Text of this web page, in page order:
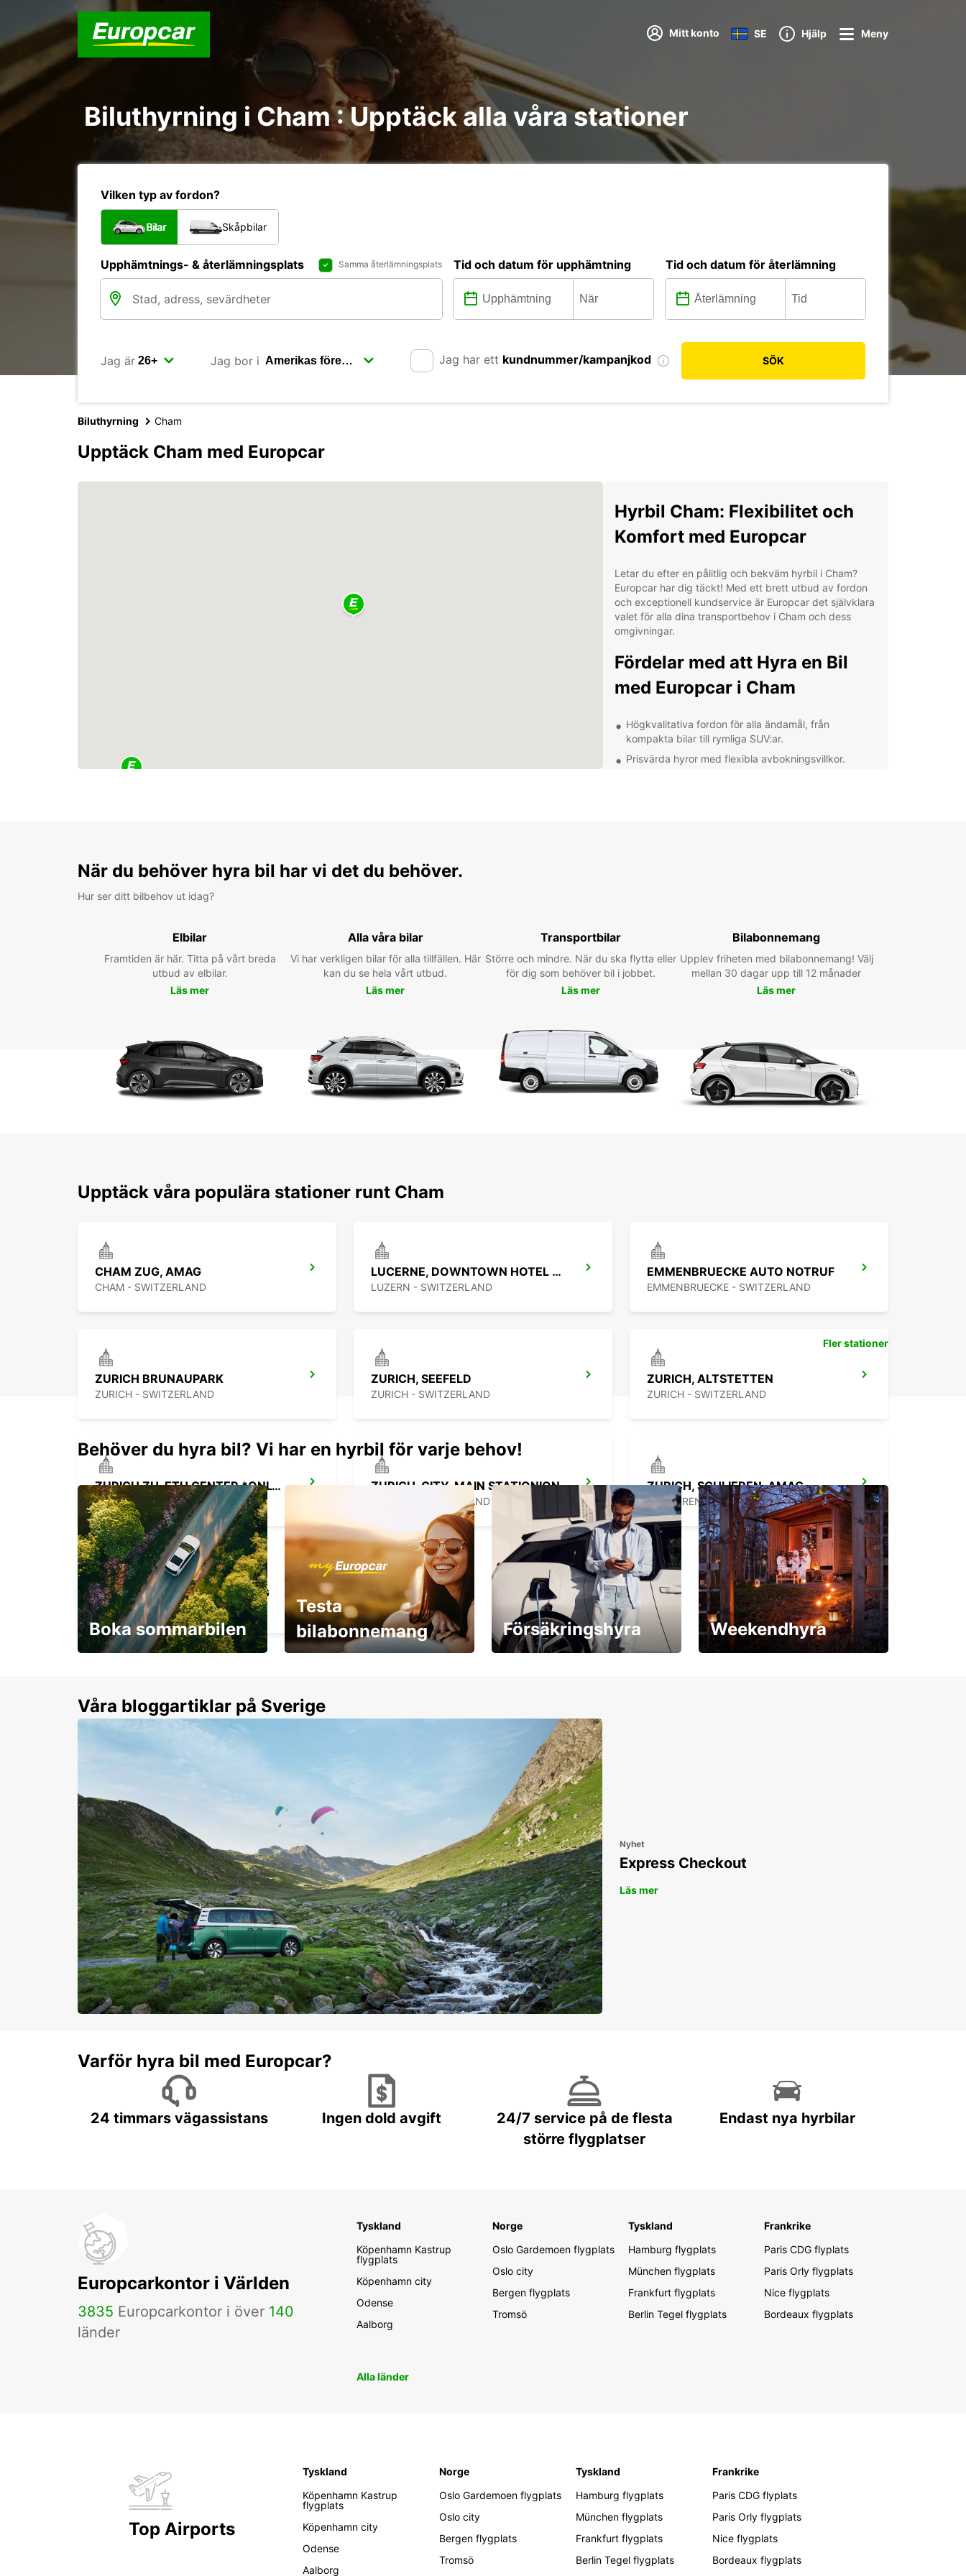
Mitt konto SE Hjälp Meny
Biluthyrning i Cham : Upptäck alla våra stationer
Vilken typ av fordon?
Bilar Skåpbilar
Upphämtnings- & återlämningsplats Samma återlämningsplats Tid och datum för upphämtning Tid och datum för återlämning
Jag är Jag bor i Jag har ett kundnummer/kampanjkod SÖK
Biluthyrning Cham
Upptäck Cham med Europcar
Hyrbil Cham: Flexibilitet och
Komfort med Europcar
Letar du efter en pålitlig och bekväm hyrbil i Cham?
Europcar har dig täckt! Med ett brett utbud av fordon
och exceptionell kundservice är Europcar det självklara
valet för alla dina transportbehov i Cham och dess
omgivningar.
Fördelar med att Hyra en Bil
med Europcar i Cham
Högkvalitativa fordon för alla ändamål, från
kompakta bilar till rymliga SUV:ar.
Prisvärda hyror med flexibla avbokningsvillkor.
utforska alla vackra platser och sevärdheter som Cham
har att erbjuda. Besök charmiga byar, vackra
naturreservat och historiska platser i din egen takt och
äventyrsresa, kan Europcar hjälpa dig att hitta rätt
fordon för dina behov. Boka din hyrbil idag och upplev
friheten att resa runt Cham på dina egna villkor!
När du behöver hyra bil har vi det du behöver.
Hur ser ditt bilbehov ut idag?
Elbilar
Framtiden är här. Titta på vårt breda
utbud av elbilar.
Läs mer
Alla våra bilar
Vi har verkligen bilar för alla tillfällen. Här
kan du se hela vårt utbud.
Läs mer
Transportbilar
Större och mindre. När du ska flytta eller
för dig som behöver bil i jobbet.
Läs mer
Bilabonnemang
Upplev friheten med bilabonnemang! Välj
mellan 30 dagar upp till 12 månader
Läs mer
Upptäck våra populära stationer runt Cham
CHAM ZUG, AMAG
CHAM - SWITZERLAND
LUCERNE, DOWNTOWN HOTEL RADISSON
LUZERN - SWITZERLAND
EMMENBRUECKE AUTO NOTRUF
EMMENBRUECKE - SWITZERLAND
ZURICH BRUNAUPARK
ZURICH - SWITZERLAND
ZURICH, SEEFELD
ZURICH - SWITZERLAND
ZURICH, ALTSTETTEN
ZURICH - SWITZERLAND
ZURICH ZH-ETH CENTER *ONLY ETH
ZURICH - SWITZERLAND
ZURICH, CITY, MAIN STATIONION
ZURICH - SWITZERLAND
ZURICH, SCHLIEREN, AMAG
SCHLIEREN - SWITZERLAND
ZURICH, ETH HOENGGERBERG
ZURICH - SWITZERLAND
Fler stationer
Behöver du hyra bil? Vi har en hyrbil för varje behov!
Boka sommarbilen
Testa
bilabonnemang
Försäkringshyra Weekendhyra
Våra bloggartiklar på Sverige
Nyhet
Express Checkout
Läs mer
Varför hyra bil med Europcar?
24 timmars vägassistans Ingen dold avgift
24/7 service på de flesta
större flygplatser
Endast nya hyrbilar
Europcarkontor i Världen
3835 Europcarkontor i över 140
länder
Tyskland
Köpenhamn Kastrup
flygplats
Köpenhamn city
Odense
Aalborg
Norge
Oslo Gardemoen flygplats
Oslo city
Bergen flygplats
Tromsö
Tyskland
Hamburg flygplats
München flygplats
Frankfurt flygplats
Berlin Tegel flygplats
Frankrike
Paris CDG flyplats
Paris Orly flygplats
Nice flygplats
Bordeaux flygplats
Alla länder
Top Airports
Tyskland
Köpenhamn Kastrup
flygplats
Köpenhamn city
Odense
Aalborg
Norge
Oslo Gardemoen flygplats
Oslo city
Bergen flygplats
Tromsö
Tyskland
Hamburg flygplats
München flygplats
Frankfurt flygplats
Berlin Tegel flygplats
Frankrike
Paris CDG flyplats
Paris Orly flygplats
Nice flygplats
Bordeaux flygplats